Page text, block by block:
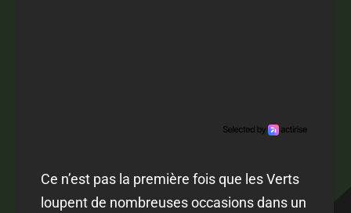
Ce n’est pas la première fois que les Verts
loupent de nombreuses occasions dans un